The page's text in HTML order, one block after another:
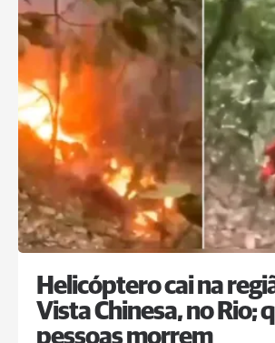
Helicóptero cai na
Vista Chinesa, no Rio;
pessoas morrem